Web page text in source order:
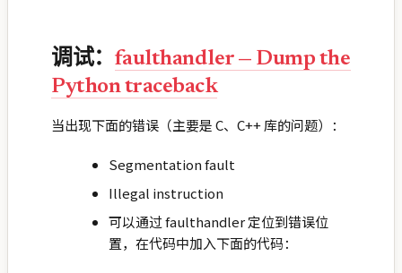
调试： faulthandler — Dump the
Python traceback
当出现下面的错误（主要是 C、C++ 库的问题）：
Segmentation fault
Illegal instruction
可以通过 faulthandler 定位到错误位
置，在代码中加入下面的代码：